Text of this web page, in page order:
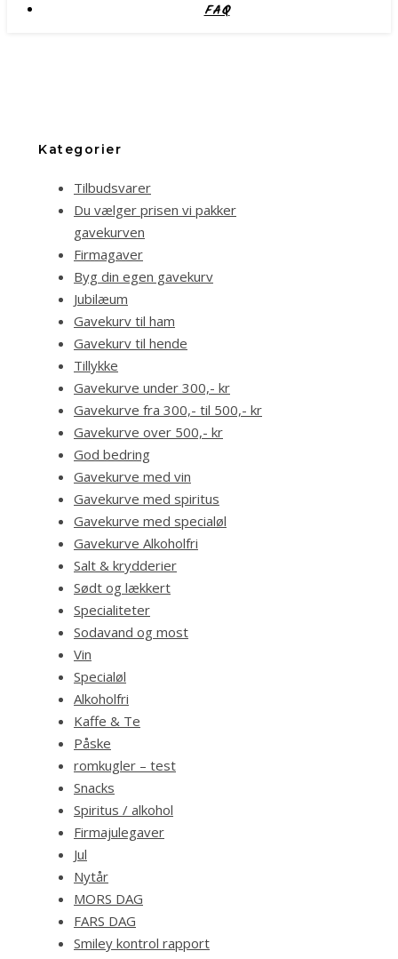
FAQ
Kategorier
Tilbudsvarer
Du vælger prisen vi pakker
gavekurven
Firmagaver
Byg din egen gavekurv
Jubilæum
Gavekurv til ham
Gavekurv til hende
Tillykke
Gavekurve under 300,- kr
Gavekurve fra 300,- til 500,- kr
Gavekurve over 500,- kr
God bedring
Gavekurve med vin
Gavekurve med spiritus
Gavekurve med specialøl
Gavekurve Alkoholfri
Salt & krydderier
Sødt og lækkert
Specialiteter
Sodavand og most
Vin
Specialøl
Alkoholfri
Kaffe & Te
Påske
romkugler – test
Snacks
Spiritus / alkohol
Firmajulegaver
Jul
Nytår
MORS DAG
FARS DAG
Smiley kontrol rapport